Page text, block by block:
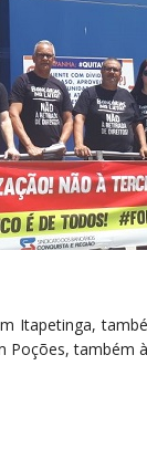
Itapetinga,
Poções, também